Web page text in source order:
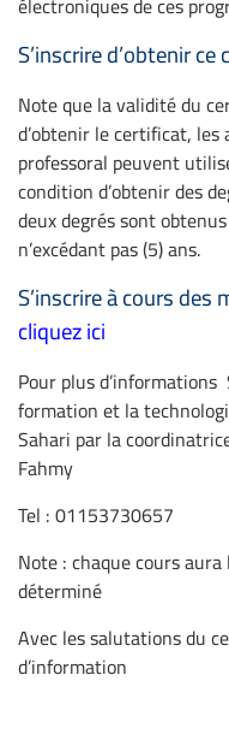
S’inscrire d’obtenir
Note que la validité du
d’obtenir le certificat,
professoral peuvent
condition d’obtenir des
deux degrés sont
n’excédant pas (5) ans.
S’inscrire à cours
cliquez ici
Pour plus
formation et la
Sahari par la
Fahmy
Tel : 01153730657
Note : chaque cours
déterminé
Avec les salutations du
d’information